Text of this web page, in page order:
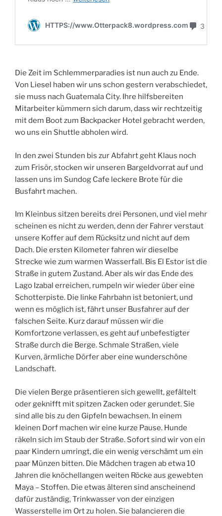
Die Zeit im Schlemmerparadies ist nun auch zu Ende.
Von Liesel haben wir uns schon gestern verabschiedet,
sie muss nach Guatemala City. Ihre hilfsbereiten
Mitarbeiter kümmern sich darum, dass wir rechtzeitig
mit dem Boot zum Backpacker Hotel gebracht werden,
wo uns ein Shuttle abholen wird.
In den zwei Stunden bis zur Abfahrt geht Klaus noch
zum Frisör, stocken wir unseren Bargeldvorrat auf und
lassen uns im Sundog Cafe leckere Brote für die
Busfahrt machen.
Im Kleinbus sitzen bereits drei Personen, und viel mehr
scheinen es nicht zu werden, denn der Fahrer verstaut
unsere Koffer auf dem Rücksitz und nicht auf dem
Dach. Die ersten Kilometer fahren wir dieselbe
Strecke wie zum warmen Wasserfall. Bis El Estor ist die
Straße in gutem Zustand. Aber als wir das Ende des
Lago Izabal erreichen, rumpeln wir wieder über eine
Schotterpiste. Die linke Fahrbahn ist betoniert, und
wenn es möglich ist, fährt unser Busfahrer auf der
falschen Seite. Kurz darauf müssen wir die
Komfortzone verlassen, es geht auf unbefestigter
Straße durch die Berge. Schmale Straßen, viele
Kurven, ärmliche Dörfer aber eine wunderschöne
Landschaft.
Die vielen Berge präsentieren sich gewellt, gefältelt
oder geknifft mit spitzen Zacken oder gerundet. Sie
sind alle bis zu den Gipfeln bewachsen. In einem
kleinen Dorf machen wir eine kurze Pause. Hunde
räkeln sich im Staub der Straße. Sofort sind wir von ein
paar Kindern umringt, die ein wenig verschämt um ein
paar Münzen bitten. Die Mädchen tragen ab etwa 10
Jahren die knöchellangen weiten Röcke aus gewebten
Maya – Stoffen. Die etwas älteren sind anscheinend
dafür zuständig, Trinkwasser von der einzigen
Wasserstelle im Ort zu holen. Sie balancieren die